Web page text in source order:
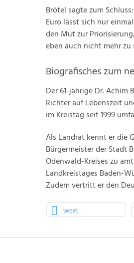
Brötel sagte zum
Euro lässt sich nur
den Mut zur
eben auch nicht mehr zu
Biografisches zum
Der 61-jährige Dr.
Richter auf Lebenszeit
im Kreistag seit 1999
Als Landrat kennt er die
Bürgermeister der Stadt
Odenwald-Kreises zu
Landkreistages Baden-
Zudem vertritt er den
tweet